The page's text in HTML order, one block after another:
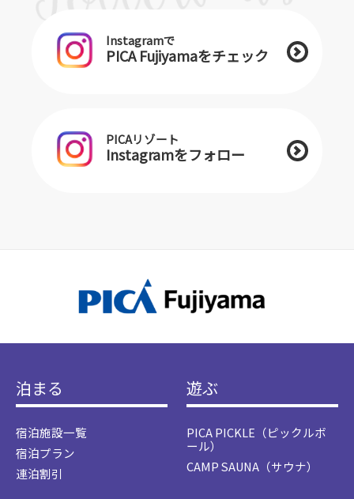
Instagramで
PICA Fujiyamaをチェック
PICAリゾート
Instagramをフォロー
泊まる
宿泊施設一覧
宿泊プラン
連泊割引
遊ぶ
PICA PICKLE（ピックルボ
ール）
CAMP SAUNA（サウナ）